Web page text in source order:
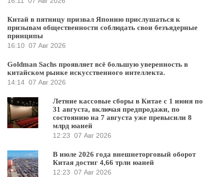
Китай в пятницу призвал Японию прислушаться к
призывам общественности соблюдать свои безъядерные
принципы
16:10 07 Авг 2026
Goldman Sachs проявляет всё большую уверенность в
китайском рынке искусственного интеллекта.
14:14 07 Авг 2026
Летние кассовые сборы в Китае с 1 июня по
31 августа, включая предпродажи, по
состоянию на 7 августа уже превысили 8
млрд юаней
12:23 07 Авг 2026
В июле 2026 года внешнеторговый оборот
Китая достиг 4,66 трлн юаней
12:23 07 Авг 2026